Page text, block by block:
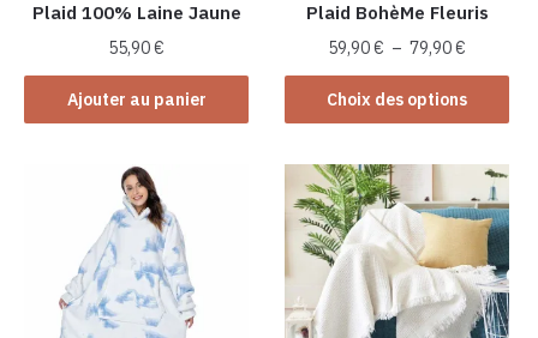
Plaid 100% Laine Jaune
55,90€
Ajouter au panier
Plaid BohèMe Fleuris
59,90€ – 79,90€
de
prix :
59,90 €
79,90 €
Choix des options
Ce
produit
variations.
Les
options
peuvent
être